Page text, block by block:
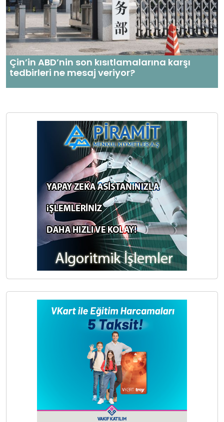
Çin’in ABD’nin son kısıtlamalarına karşı
tedbirleri ne mesaj veriyor?